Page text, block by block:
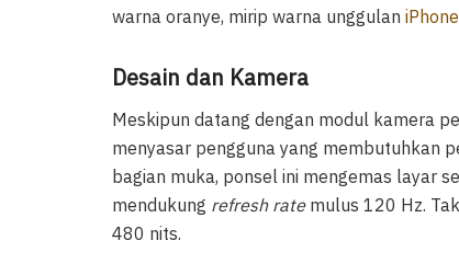
warna oranye, mirip warna unggulan
Desain dan Kamera
Meskipun datang dengan modul kamera
menyasar pengguna yang membutuhkan
bagian muka, ponsel ini mengemas layar
mendukung refresh ratemulus 120 Hz.
480 nits.